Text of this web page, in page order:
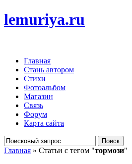
lemuriya.ru
Главная
Стань автором
Стихи
Фотоальбом
Магазин
Связь
Форум
Карта сайта
Главная » Статьи с тегом "тормози"